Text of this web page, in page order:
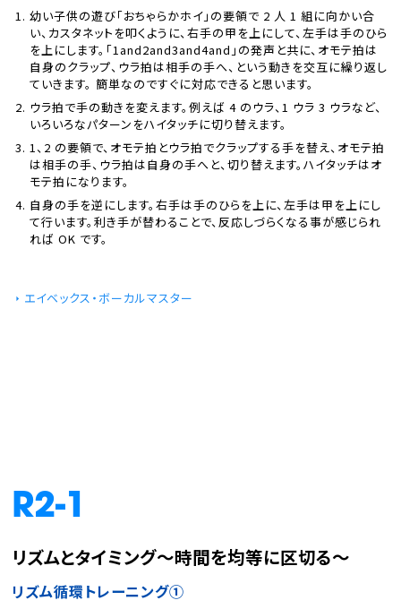
幼い子供の遊び「おちゃらかホイ」の要領で 2 人 1 組に向かい合
い、カスタネットを叩くように、右手の甲を上にして、左手は手のひら
を上にします。「1and2and3and4and」の発声と共に、オモテ拍は
自身のクラップ、ウラ拍は相手の手へ、という動きを交互に繰り返し
ていきます。 簡単なのですぐに対応できると思います。
ウラ拍で手の動きを変えます。例えば 4 のウラ、1 ウラ 3 ウラなど、
いろいろなパターンをハイタッチに切り替えます。
1、2 の要領で、オモテ拍とウラ拍でクラップする手を替え、オモテ拍
は相手の手、ウラ拍は自身の手へと、切り替えます。ハイタッチはオ
モテ拍になります。
自身の手を逆にします。右手は手のひらを上に、左手は甲を上にし
て行います。利き手が替わることで、反応しづらくなる事が感じられ
れば OK です。
エイベックス・ボーカルマスター
R2-1
リズムとタイミング～時間を均等に区切る～
リズム循環トレーニング①